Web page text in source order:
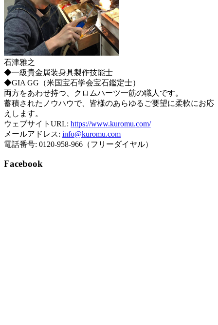
石津雅之
◆一級貴金属装身具製作技能士
◆GIA GG（米国宝石学会宝石鑑定士）
両方をあわせ持つ、クロムハーツ一筋の職人です。
蓄積されたノウハウで、皆様のあらゆるご要望に柔軟にお応
えします。
ウェブサイトURL: https://www.kuromu.com/
メールアドレス: info@kuromu.com
電話番号: 0120-958-966（フリーダイヤル）
Facebook